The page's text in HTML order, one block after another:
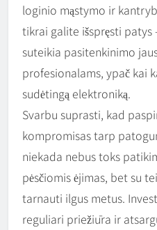
loginio mąstymo ir
tikrai galite išspręsti
suteikia pasitenkinimo
profesionalams, ypač kai
sudėtingą elektroniką.
Svarbu suprasti, kad
kompromisas tarp
niekada nebus toks
pėsčiomis ėjimas, bet su
tarnauti ilgus metus.
reguliari priežiūra ir